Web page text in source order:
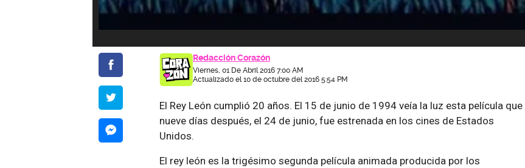
Redacción Corazón
Viernes, 01 De Abril 2016 7:00 AM
Actualizado el 10 de octubre del 2016 5:54 PM
El Rey León cumplió 20 años. El 15 de junio de 1994 veía la luz esta película que
nueve días después, el 24 de junio, fue estrenada en los cines de Estados
Unidos.
El rey león es la trigésimo segunda película animada producida por los